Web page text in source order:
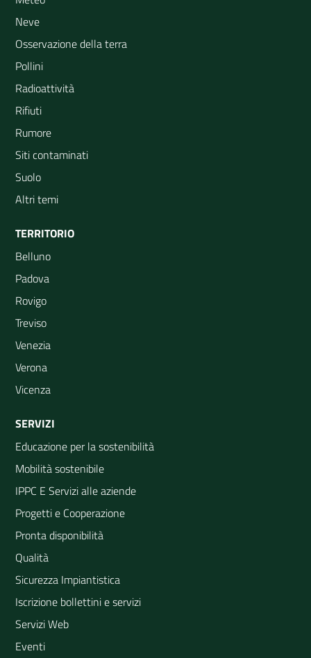
Neve
Osservazione della terra
Pollini
Radioattività
Rifiuti
Rumore
Siti contaminati
Suolo
Altri temi
TERRITORIO
Belluno
Padova
Rovigo
Treviso
Venezia
Verona
Vicenza
SERVIZI
Educazione per la sostenibilità
Mobilità sostenibile
IPPC E Servizi alle aziende
Progetti e Cooperazione
Pronta disponibilità
Qualità
Sicurezza Impiantistica
Iscrizione bollettini e servizi
Servizi Web
Eventi